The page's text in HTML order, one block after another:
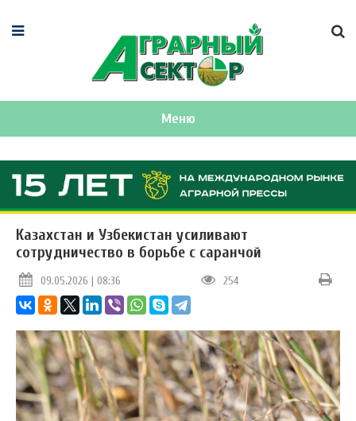
Меню
Казахстан и Узбекистан усиливают
сотрудничество в борьбе с саранчой
09.05.2026 | 08:36 254